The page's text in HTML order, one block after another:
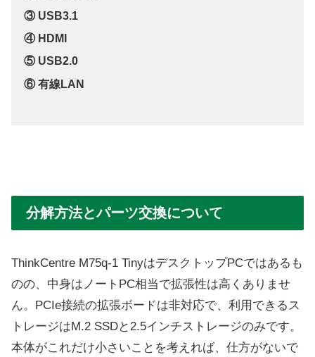
③ USB3.1
④ HDMI
⑤ USB2.0
⑥ 有線LAN
分解方法とパーツ交換について
ThinkCentre M75q-1 TinyはデスクトップPCではあるも
のの、中身はノートPC相当で拡張性は高くありませ
ん。PCIe接続の拡張ボードは非対応で、利用できるス
トレージはM.2 SSDと2.5インチストレージのみです。
本体がこれだけ小さいことを考えれば、仕方がないで